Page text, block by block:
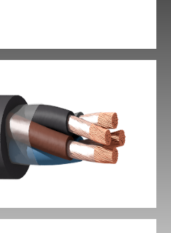
-LS
КГ-ХЛ